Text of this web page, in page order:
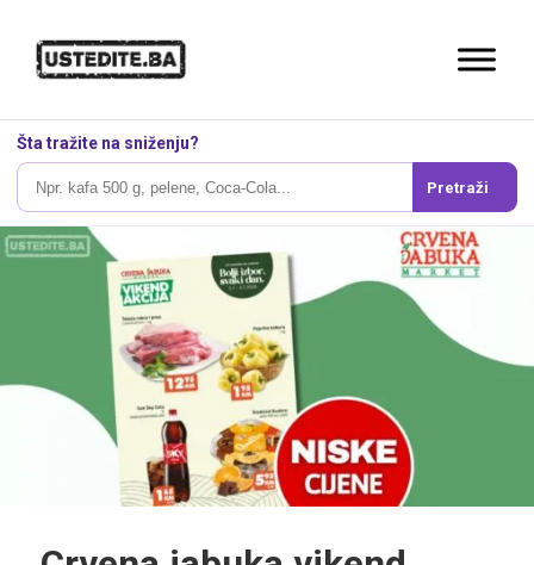
Šta tražite na sniženju?
Pretraži